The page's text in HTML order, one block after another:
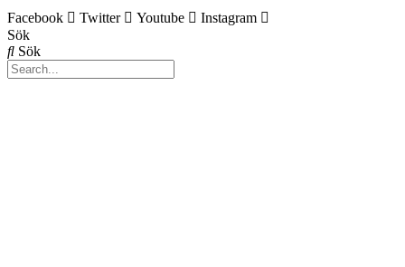
Facebook Twitter Youtube
Instagram
Sök
Sök